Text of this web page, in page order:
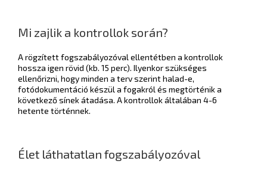
Mi zajlik a kontrollok során?
A rögzített fogszabályozóval ellentétben a kontrollok
hossza igen rövid (kb. 15 perc). Ilyenkor szükséges
ellenőrizni, hogy minden a terv szerint halad-e,
fotódokumentáció készül a fogakról és megtörténik a
következő sínek átadása. A kontrollok általában 4-6
hetente történnek.
Élet láthatatlan fogszabályozóval